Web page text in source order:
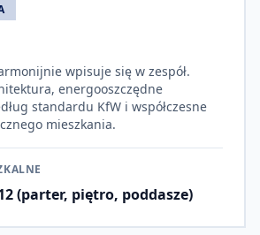
wpisuje się w zespół.
energooszczędne
standardu KfW i współczesne
mieszkania.
(parter, piętro, poddasze)